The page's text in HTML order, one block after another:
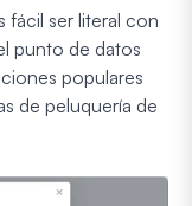
fácil ser literal con
punto de datos
populares
de peluquería de